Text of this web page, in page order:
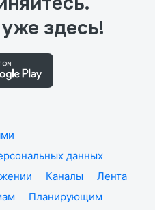
здесь!
данных
Каналы
Лента
Планирующим